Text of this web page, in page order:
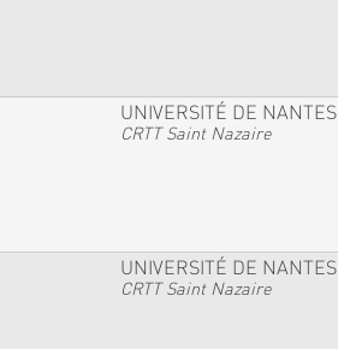
UNIVERSITÉ DE NANTES
CRTT Saint Nazaire
UNIVERSITÉ DE NANTES
CRTT Saint Nazaire